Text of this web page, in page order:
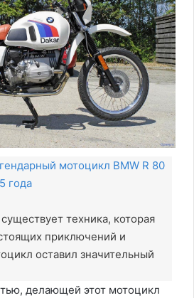
мотоцикл BMW R 80
года
техника, которая
приключений и
оставил значительный
делающей этот мотоцикл